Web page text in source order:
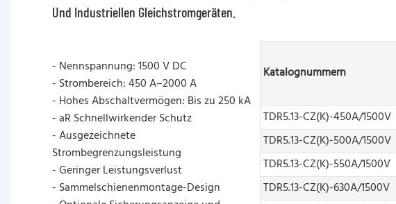
Und Industriellen Gleichstromgeräten.
- Nennspannung: 1500 V DC
- Strombereich: 450 A–2000 A
- Hohes Abschaltvermögen: Bis zu 250 kA
- aR Schnellwirkender Schutz
- Ausgezeichnete
Strombegrenzungsleistung
- Geringer Leistungsverlust
- Sammelschienenmontage-Design
Katalognummern
TDR5.13-CZ(K)-450A/1500V
TDR5.13-CZ(K)-500A/1500V
TDR5.13-CZ(K)-550A/1500V
TDR5.13-CZ(K)-630A/1500V